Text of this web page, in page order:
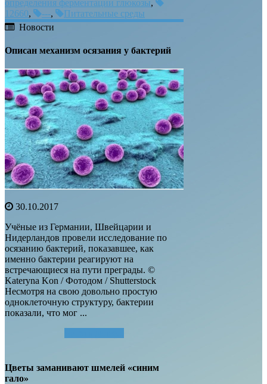
определения ферментации глюкозы,
12660, ---,
Питательные среды
Новости
Описан механизм осязания у бактерий
30.10.2017
Учёные из Германии, Швейцарии и
Нидерландов провели исследование по
осязанию бактерий, показавшее, как
именно бактерии реагируют на
встречающиеся на пути преграды. ©
Kateryna Kon / Фотодом / Shutterstock
Несмотря на свою довольно простую
одноклеточную структуру, бактерии
показали, что мог ...
Цветы заманивают шмелей «синим
гало»